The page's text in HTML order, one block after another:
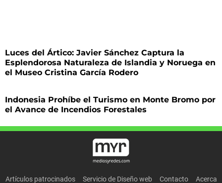
Luces del Ártico: Javier Sánchez Captura la
Esplendorosa Naturaleza de Islandia y Noruega en
el Museo Cristina García Rodero
Indonesia Prohíbe el Turismo en Monte Bromo por
el Avance de Incendios Forestales
Artículos patrocinados Servicio de Diseño web Contacto Acerca